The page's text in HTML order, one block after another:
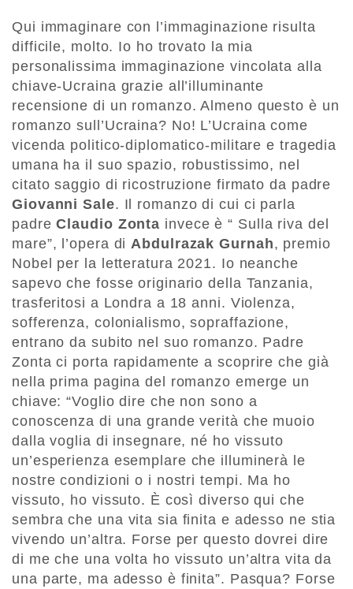
Qui immaginare con l’immaginazione risulta
difficile, molto. Io ho trovato la mia
personalissima immaginazione vincolata alla
chiave-Ucraina grazie all’illuminante
recensione di un romanzo. Almeno questo è un
romanzo sull’Ucraina? No! L’Ucraina come
vicenda politico-diplomatico-militare e tragedia
umana ha il suo spazio, robustissimo, nel
citato saggio di ricostruzione firmato da padre
Giovanni Sale. Il romanzo di cui ci parla
padreClaudio Zonta invece è “ Sulla riva del
mare”, l’opera diAbdulrazak Gurnah, premio
Nobel per la letteratura 2021. Io neanche
sapevo che fosse originario della Tanzania,
trasferitosi a Londra a 18 anni. Violenza,
sofferenza, colonialismo, sopraffazione,
entrano da subito nel suo romanzo. Padre
Zonta ci porta rapidamente a scoprire che già
nella prima pagina del romanzo emerge un
chiave: “Voglio dire che non sono a
conoscenza di una grande verità che muoio
dalla voglia di insegnare, né ho vissuto
un’esperienza esemplare che illuminerà le
nostre condizioni o i nostri tempi. Ma ho
vissuto, ho vissuto. È così diverso qui che
sembra che una vita sia finita e adesso ne stia
vivendo un’altra. Forse per questo dovrei dire
di me che una volta ho vissuto un’altra vita da
una parte, ma adesso è finita”. Pasqua? Forse